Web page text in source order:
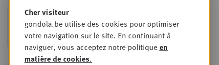
MER
9
SEPT
Foodservice - Joint
business planning
Intro to Negotiation: Succes aan de
onderhandelingstafel is geen toeval!
Cher visiteur
gondola.be utilise des cookies pour optimiser
votre navigation sur le site. En continuant à
naviguer, vous acceptez notre politiqueen
matière de cookies.